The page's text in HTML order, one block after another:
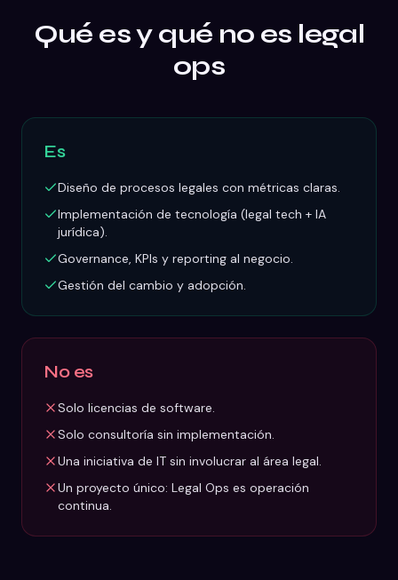
Qué es y qué no es legal
ops
Es
Diseño de procesos legales con métricas claras.
Implementación de tecnología (legal tech + IA
jurídica).
Governance, KPIs y reporting al negocio.
Gestión del cambio y adopción.
No es
Solo licencias de software.
Solo consultoría sin implementación.
Una iniciativa de IT sin involucrar al área legal.
Un proyecto único: Legal Ops es operación
continua.